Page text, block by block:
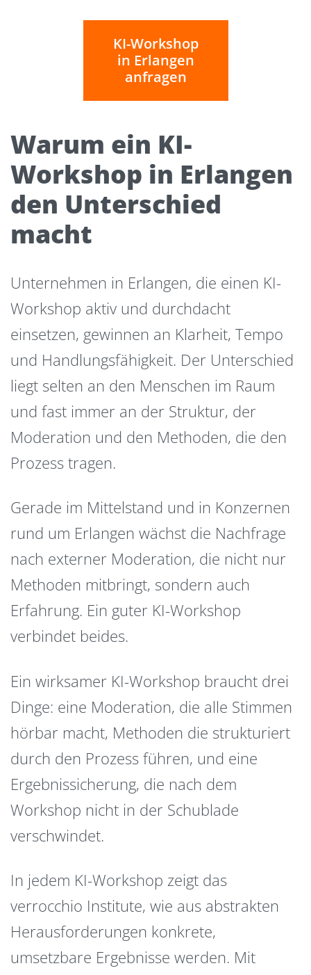
KI-Workshop
in Erlangen
anfragen
Warum ein KI-
Workshop in Erlangen
den Unterschied
macht
Unternehmen in Erlangen, die einen KI-
Workshop aktiv und durchdacht
einsetzen, gewinnen an Klarheit, Tempo
und Handlungsfähigkeit. Der Unterschied
liegt selten an den Menschen im Raum
und fast immer an der Struktur, der
Moderation und den Methoden, die den
Prozess tragen.
Gerade im Mittelstand und in Konzernen
rund um Erlangen wächst die Nachfrage
nach externer Moderation, die nicht nur
Methoden mitbringt, sondern auch
Erfahrung. Ein guter KI-Workshop
verbindet beides.
Ein wirksamer KI-Workshop braucht drei
Dinge: eine Moderation, die alle Stimmen
hörbar macht, Methoden die strukturiert
durch den Prozess führen, und eine
Ergebnissicherung, die nach dem
Workshop nicht in der Schublade
verschwindet.
In jedem KI-Workshop zeigt das
verrocchio Institute, wie aus abstrakten
Herausforderungen konkrete,
umsetzbare Ergebnisse werden. Mit